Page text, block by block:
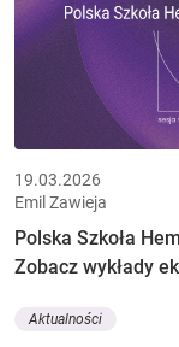
19.03.2026
Emil Zawieja
Polska Szkoła
Zobacz wykłady
Aktualności